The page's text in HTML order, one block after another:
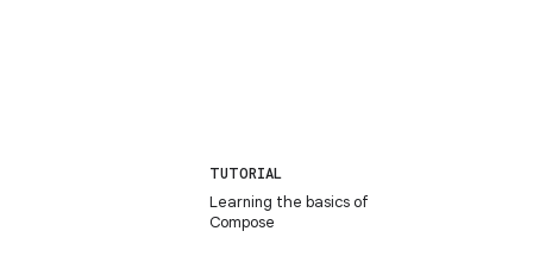
TUTORIAL
Learning the basics of
Compose